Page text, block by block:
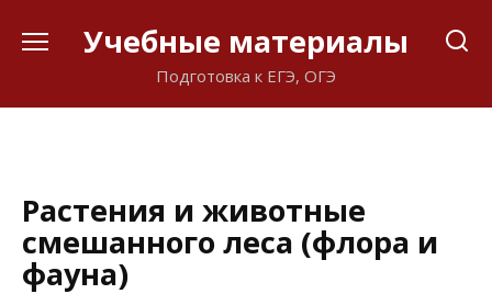
Учебные материалы
Подготовка к ЕГЭ, ОГЭ
Растения и животные
смешанного леса (флора и
фауна)